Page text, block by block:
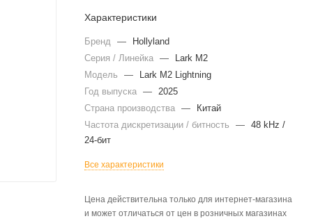
Характеристики
Бренд —
Hollyland
Серия / Линейка —
Lark M2
Модель
—
Lark M2 Lightning
Год выпуска — 2025
Страна производства —
Китай
Частота дискретизации / битность
— 48 kHz /
24-бит
Все характеристики
Цена действительна только для интернет-магазина
и может отличаться от цен в розничных магазинах